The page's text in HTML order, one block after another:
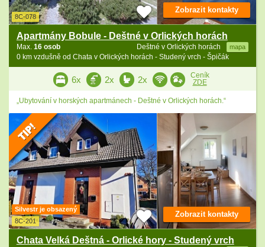
8C-078
Apartmány Bobule - Deštné v Orlických horách
Deštné v Orlických horách mapa
Max. 16 osob
0 km vzdušně od Chata v Orlických horách - Studený vrch - Špičák
Zobrazit kontakty
6x 2x 2x
Ceník
ZDE
„Ubytování v horských apartmánech - Deštné v Orlických horách.“
Silvestr je obsazený
8C-201
Chata Velká Deštná - Orlické hory - Studený vrch
Zobrazit kontakty